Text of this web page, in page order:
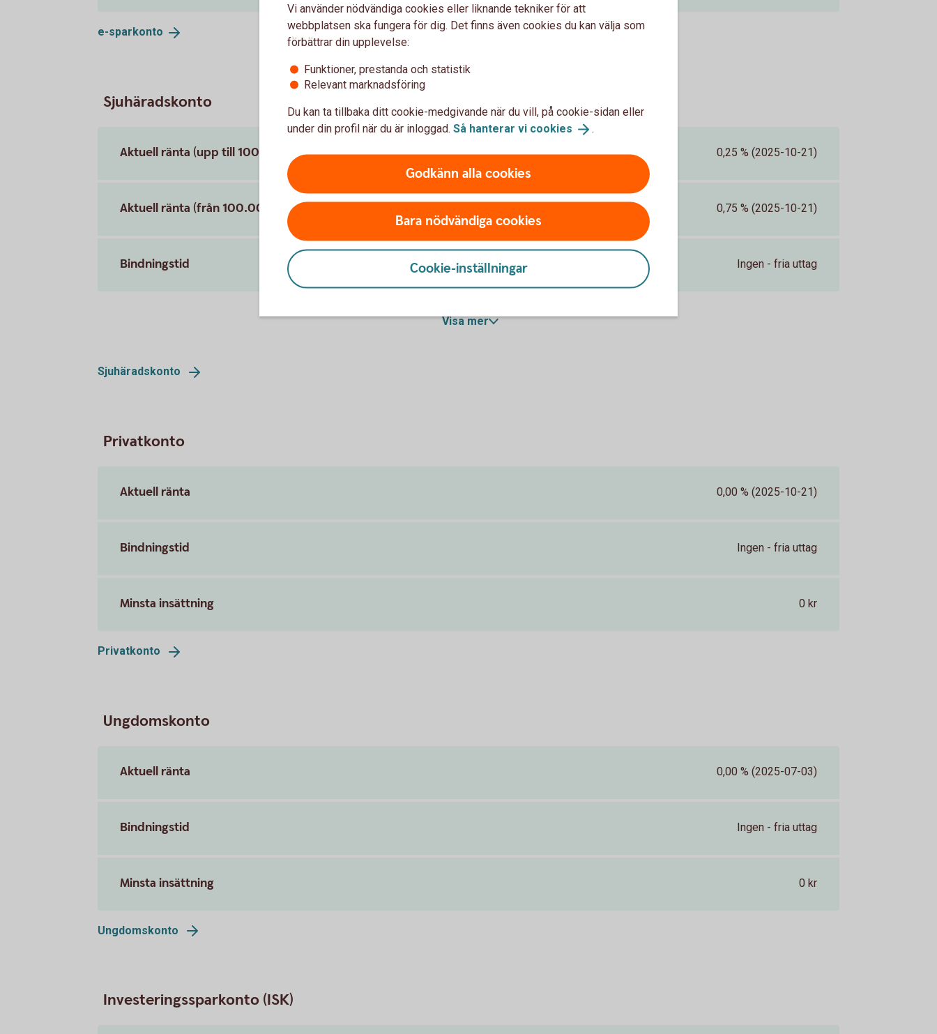
e-sparkonto
Sjuhäradskonto
Aktuell ränta (upp till 100.000 kronor) 0,25 % (2025-10-21)
Aktuell ränta (från 100.000 kronor från första kronan) 0,75 % (2025-10-21)
Bindningstid Ingen - fria uttag
Visa mer
Sjuhäradskonto
Privatkonto
Aktuell ränta 0,00 % (2025-10-21)
Bindningstid Ingen - fria uttag
Minsta insättning 0 kr
Privatkonto
Ungdomskonto
Aktuell ränta 0,00 % (2025-07-03)
Bindningstid Ingen - fria uttag
Minsta insättning 0 kr
Ungdomskonto
Investeringssparkonto (ISK)
Vi använder nödvändiga cookies eller liknande tekniker för att
webbplatsen ska fungera för dig. Det finns även cookies du kan välja som
förbättrar din upplevelse:
Funktioner, prestanda och statistik
Relevant marknadsföring
Du kan ta tillbaka ditt cookie-medgivande när du vill, på cookie-sidan eller
under din profil när du är inloggad. Så hanterar vi cookies .
Godkänn alla cookies
Bara nödvändiga cookies
Cookie-inställningar